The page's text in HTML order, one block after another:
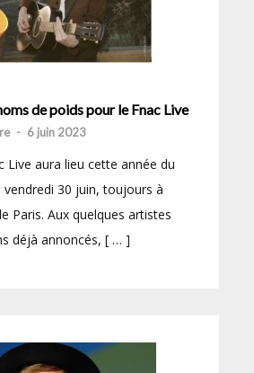
de poids pour le Fnac Live
- 6 juin 2023
Live aura lieu cette année du
vendredi 30 juin, toujours à
Paris. Aux quelques artistes
déjà annoncés, [ … ]